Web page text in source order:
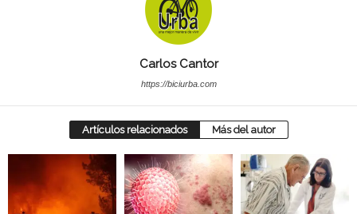
Carlos Cantor
https://biciurba.com
Artículos relacionados Más del autor